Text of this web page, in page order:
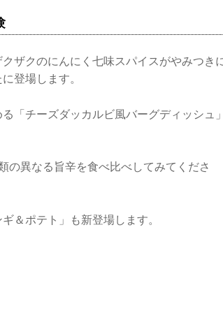
ザクのにんにく七味スパイスがやみつき
登場します。
「チーズダッカルビ風バーグディッシュ」
の異なる旨辛を食べ比べしてみてくださ
＆ポテト」も新登場します。